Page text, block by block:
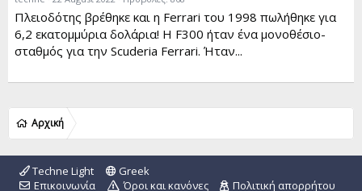
Πλειοδότης βρέθηκε και η Ferrari του 1998 πωλήθηκε για
6,2 εκατομμύρια δολάρια! Η F300 ήταν ένα μονοθέσιο-
σταθμός για την Scuderia Ferrari. Ήταν...
Αρχική
Techne Light
Greek
Επικοινωνία
Όροι και κανόνες
Πολιτική απορρήτου